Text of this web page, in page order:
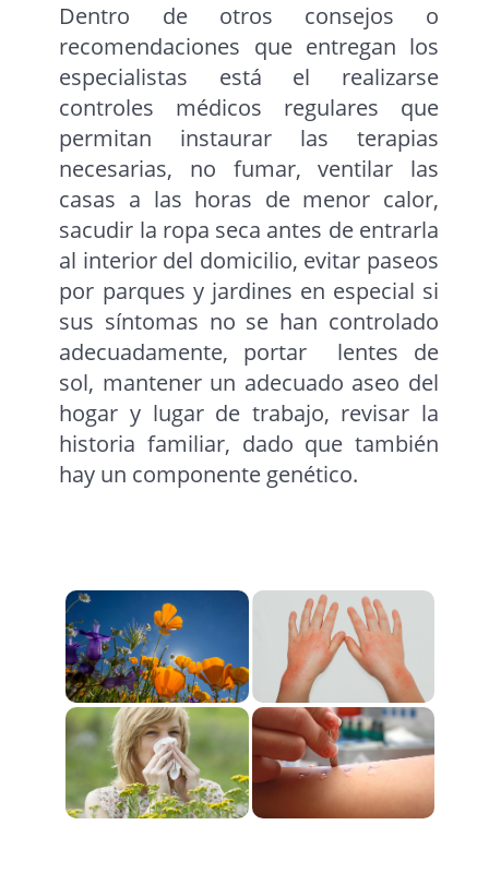
Dentro de otros consejos o
recomendaciones que entregan los
especialistas está el realizarse
controles médicos regulares que
permitan instaurar las terapias
necesarias, no fumar, ventilar las
casas a las horas de menor calor,
sacudir la ropa seca antes de entrarla
al interior del domicilio, evitar paseos
por parques y jardines en especial si
sus síntomas no se han controlado
adecuadamente, portar lentes de
sol, mantener un adecuado aseo del
hogar y lugar de trabajo, revisar la
historia familiar, dado que también
hay un componente genético.